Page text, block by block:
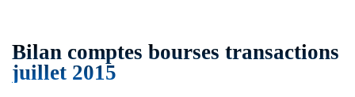
Bilan comptes bourses transactions
juillet 2015